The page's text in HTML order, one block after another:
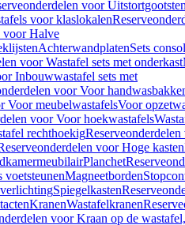
voor
voor klaslokalen
voor Halve
AchterwandplatenSets
voor Wastafel sets met onderkast
Inbouwwastafel sets met
voor Voor
Voor meubelwastafelsVoor
voor Voor hoekwastafels
rechthoekig
voor Hoge kasten
Planchet
voetsteunenMagneetborden
Spiegelkasten
KranenWastafelkranen
voor Kraan op de